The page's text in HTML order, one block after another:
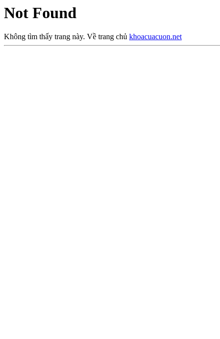
Not Found
Không tìm thấy trang này. Về trang chủ khoacuacuon.net